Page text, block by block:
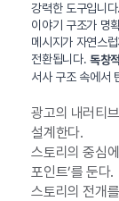
강력한 도구입니
이야기 구조가 명
메시지가 자연스
전환됩니다. 독창
서사 구조 속에서
광고의 내러티
설계한다.
스토리의 중심
포인트’를 둔다.
스토리의 전개